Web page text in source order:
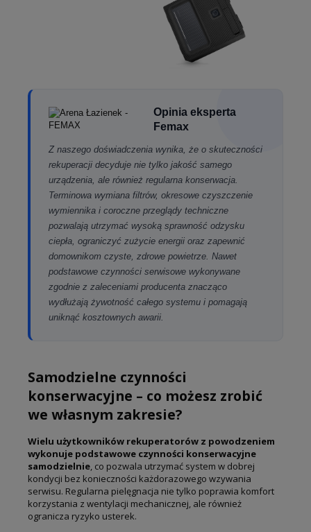
Opinia eksperta
Femax
Z naszego doświadczenia wynika, że o skuteczności
rekuperacji decyduje nie tylko jakość samego
urządzenia, ale również regularna konserwacja.
Terminowa wymiana filtrów, okresowe czyszczenie
wymiennika i coroczne przeglądy techniczne
pozwalają utrzymać wysoką sprawność odzysku
ciepła, ograniczyć zużycie energii oraz zapewnić
domownikom czyste, zdrowe powietrze. Nawet
podstawowe czynności serwisowe wykonywane
zgodnie z zaleceniami producenta znacząco
wydłużają żywotność całego systemu i pomagają
uniknąć kosztownych awarii.
Samodzielne czynności
konserwacyjne – co możesz zrobić
we własnym zakresie?
Wielu użytkowników rekuperatorów z powodzeniem
wykonuje podstawowe czynności konserwacyjne
samodzielnie, co pozwala utrzymać system w dobrej
kondycji bez konieczności każdorazowego wzywania
serwisu. Regularna pielęgnacja nie tylko poprawia komfort
korzystania z wentylacji mechanicznej, ale również
ogranicza ryzyko usterek.